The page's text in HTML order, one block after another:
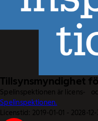
Tillsynsmyndighet
Spelinspektionen är licens-
Spelinspektionen.
Licenstid: 2019-01-01 - 2028-12-